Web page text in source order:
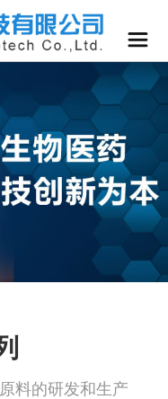
料的研发和生产